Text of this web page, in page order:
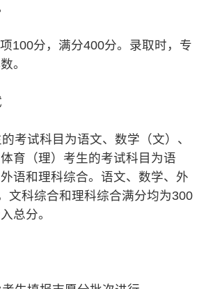
100分，满分400分。录取时，专
。
考试科目为语文、数学（文）、
育（理）考生的考试科目为语
语和理科综合。语文、数学、外
文科综合和理科综合满分均为300
总分。